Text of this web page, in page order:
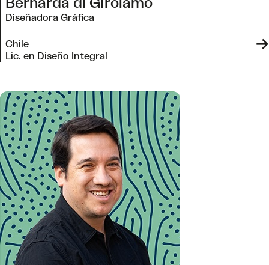
Bernarda di Girolamo
Diseñadora Gráfica
Chile
Lic. en Diseño Integral
->